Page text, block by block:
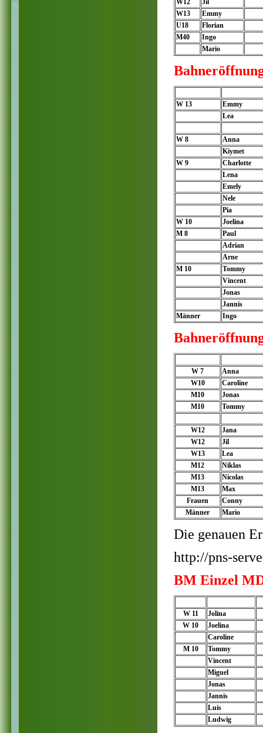
W12
Jil
W13
Emmy
U18
Florian
M40
Ingo
Mario
W 13
Emmy
Lea
W 8
Anna
Kiymet
W 9
Charlotte
Lena
Emely
Nele
Pia
W 10
Joelina
M 8
Paul
Adrian
Arne
M 10
Tommy
Vincent
Jonas
Jannis
Männer
Ingo
W 7
Anna
W10
Caroline
M10
Jonas
M10
Tommy
W12
Jana
W12
Jil
W13
Lea
M12
Niklas
M13
Nicolas
M13
Max
Frauen
Conny
Männer
Mario
Die genauen
http://pns-
BM Einzel
W 11
Jolina
W 10
Joelina
Caroline
M 10
Tommy
Vincent
Miguel
Jonas
Jannis
Luis
Ludwig